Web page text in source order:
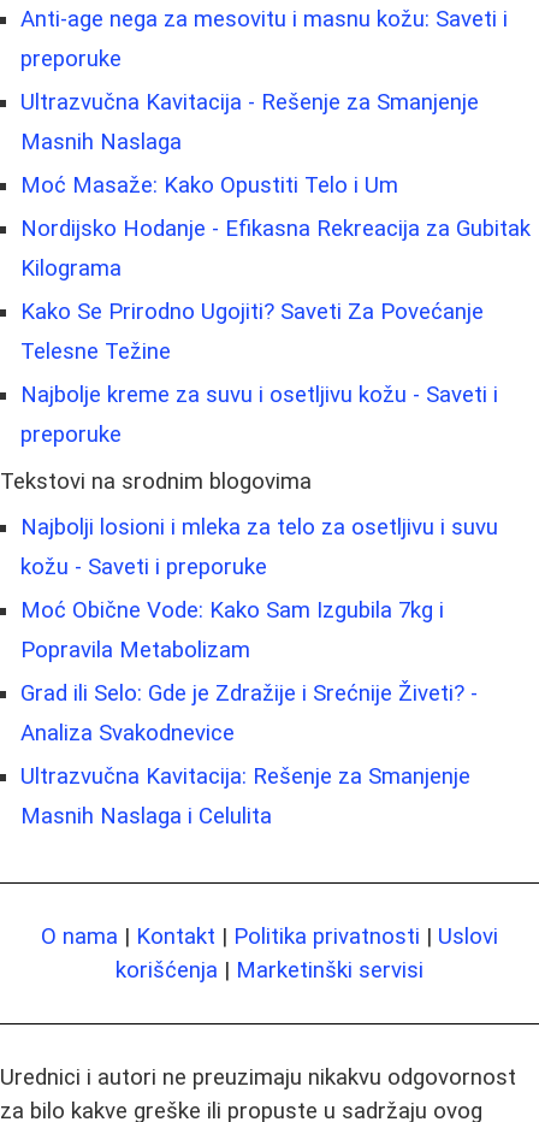
Anti-age nega za mesovitu i masnu kožu: Saveti i
preporuke
Ultrazvučna Kavitacija - Rešenje za Smanjenje
Masnih Naslaga
Moć Masaže: Kako Opustiti Telo i Um
Nordijsko Hodanje - Efikasna Rekreacija za Gubitak
Kilograma
Kako Se Prirodno Ugojiti? Saveti Za Povećanje
Telesne Težine
Najbolje kreme za suvu i osetljivu kožu - Saveti i
preporuke
Tekstovi na srodnim blogovima
Najbolji losioni i mleka za telo za osetljivu i suvu
kožu - Saveti i preporuke
Moć Obične Vode: Kako Sam Izgubila 7kg i
Popravila Metabolizam
Grad ili Selo: Gde je Zdražije i Srećnije Živeti? -
Analiza Svakodnevice
Ultrazvučna Kavitacija: Rešenje za Smanjenje
Masnih Naslaga i Celulita
O nama | Kontakt | Politika privatnosti | Uslovi
korišćenja | Marketinški servisi
Urednici i autori ne preuzimaju nikakvu odgovornost
za bilo kakve greške ili propuste u sadržaju ovog